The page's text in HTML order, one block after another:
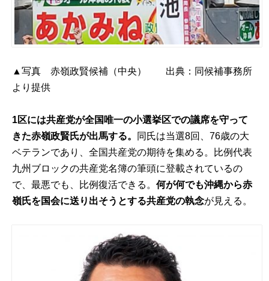
▲写真 赤嶺政賢候補（中央） 出典：同候補事務所
より提供
1区には共産党が全国唯一の小選挙区での議席を守って
きた赤嶺政賢氏が出馬する。
同氏は当選8回、76歳の大
ベテランであり、全国共産党の期待を集める。比例代表
九州ブロックの共産党名簿の筆頭に登載されているの
で、最悪でも、比例復活できる。何が何でも沖縄から赤
嶺氏を国会に送り出そうとする共産党の執念が見える。